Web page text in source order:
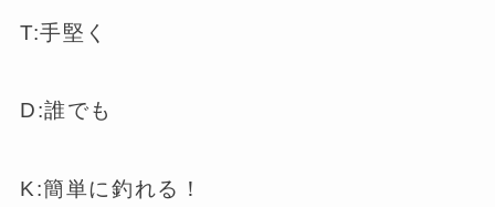
T:手堅く
D:誰でも
K:簡単に釣れる！